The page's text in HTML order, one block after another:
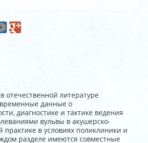
отечественной литературе
данные о
диагностике и тактике ведения
вульвы в акушерско-
практике в условиях поликлиники и
разделе имеются совместные